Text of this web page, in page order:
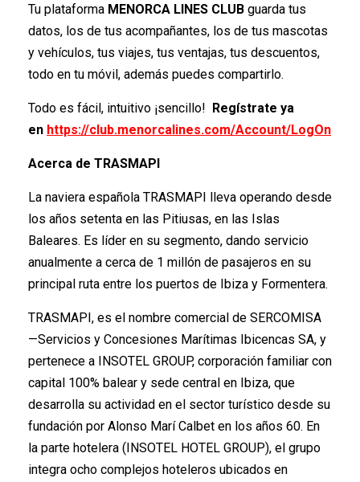
Tu plataforma MENORCA LINES CLUB guarda tus
datos, los de tus acompañantes, los de tus mascotas
y vehículos, tus viajes, tus ventajas, tus descuentos,
todo en tu móvil, además puedes compartirlo.
Todo es fácil, intuitivo ¡sencillo! Regístrate ya
en https://club.menorcalines.com/Account/LogOn
Acerca de TRASMAPI
La naviera española TRASMAPI lleva operando desde
los años setenta en las Pitiusas, en las Islas
Baleares. Es líder en su segmento, dando servicio
anualmente a cerca de 1 millón de pasajeros en su
principal ruta entre los puertos de Ibiza y Formentera.
TRASMAPI, es el nombre comercial de SERCOMISA
—Servicios y Concesiones Marítimas Ibicencas SA, y
pertenece a INSOTEL GROUP, corporación familiar con
capital 100% balear y sede central en Ibiza, que
desarrolla su actividad en el sector turístico desde su
fundación por Alonso Marí Calbet en los años 60. En
la parte hotelera (INSOTEL HOTEL GROUP), el grupo
integra ocho complejos hoteleros ubicados en